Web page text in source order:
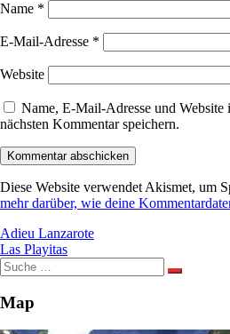
Name *
E-Mail-Adresse *
Website
Name, E-Mail-Adresse und Website
nächsten Kommentar speichern.
Diese Website verwendet Akismet, um
mehr darüber, wie deine
Beitragsnavigation
Adieu Lanzarote
Las Playitas
Suche
nach:
Map